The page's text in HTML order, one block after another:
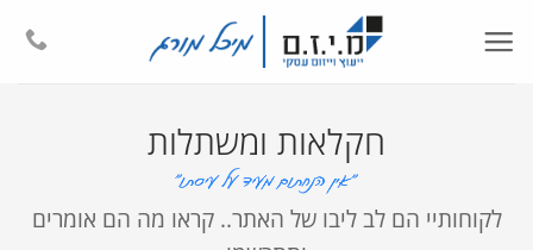
חקלאות ומשתלות
לקוחותיי הם לב ליבו של האתר.. קראו מה הם אומרים